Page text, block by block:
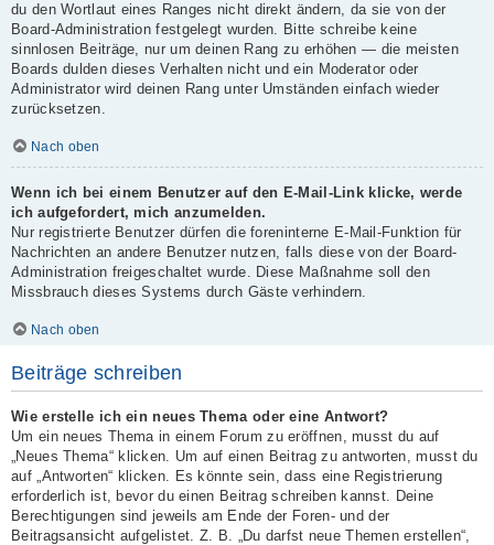
du den Wortlaut eines Ranges nicht direkt ändern, da sie von der
Board-Administration festgelegt wurden. Bitte schreibe keine
sinnlosen Beiträge, nur um deinen Rang zu erhöhen — die meisten
Boards dulden dieses Verhalten nicht und ein Moderator oder
Administrator wird deinen Rang unter Umständen einfach wieder
zurücksetzen.
Nach oben
Wenn ich bei einem Benutzer auf den E-Mail-Link klicke, werde
ich aufgefordert, mich anzumelden.
Nur registrierte Benutzer dürfen die foreninterne E-Mail-Funktion für
Nachrichten an andere Benutzer nutzen, falls diese von der Board-
Administration freigeschaltet wurde. Diese Maßnahme soll den
Missbrauch dieses Systems durch Gäste verhindern.
Nach oben
Beiträge schreiben
Wie erstelle ich ein neues Thema oder eine Antwort?
Um ein neues Thema in einem Forum zu eröffnen, musst du auf
„Neues Thema“ klicken. Um auf einen Beitrag zu antworten, musst du
auf „Antworten“ klicken. Es könnte sein, dass eine Registrierung
erforderlich ist, bevor du einen Beitrag schreiben kannst. Deine
Berechtigungen sind jeweils am Ende der Foren- und der
Beitragsansicht aufgelistet. Z. B. „Du darfst neue Themen erstellen“,